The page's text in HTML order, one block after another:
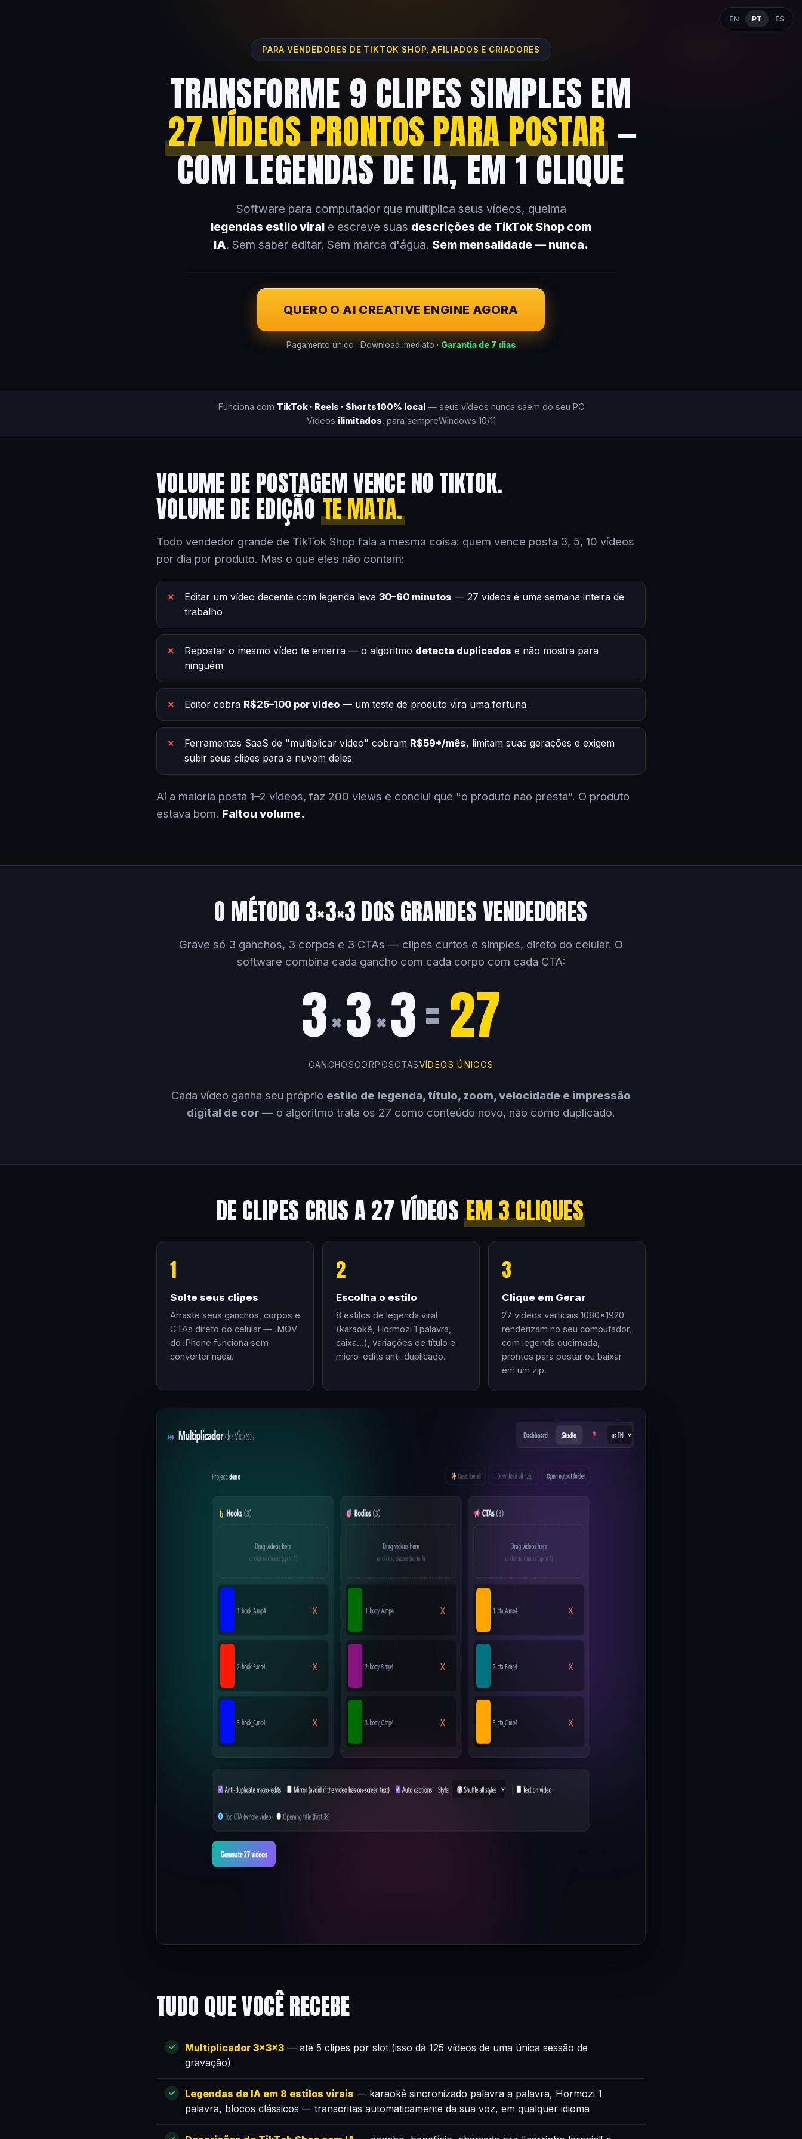
EN PT ES
PARA VENDEDORES DE TIKTOK SHOP, AFILIADOS E CRIADORES
TRANSFORME 9 CLIPES SIMPLES EM
27 VÍDEOS PRONTOS PARA POSTAR —
COM LEGENDAS DE IA, EM 1 CLIQUE
Software para computador que multiplica seus vídeos, queima
legendas estilo viral e escreve suas descrições de TikTok Shop com
IA. Sem saber editar. Sem marca d'água. Sem mensalidade — nunca.
QUERO O AI CREATIVE ENGINE AGORA
Pagamento único · Download imediato · Garantia de 7 dias
Funciona com TikTok · Reels · Shorts100% local— seus vídeos nunca saem do seu PC
Vídeos ilimitados , para sempreWindows 10/11
VOLUME DE POSTAGEM VENCE NO TIKTOK.
VOLUME DE EDIÇÃO TE MATA.
Todo vendedor grande de TikTok Shop fala a mesma coisa: quem vence posta 3, 5, 10 vídeos
por dia por produto. Mas o que eles não contam:
Editar um vídeo decente com legenda leva 30–60 minutos — 27 vídeos é uma semana inteira de
trabalho
Repostar o mesmo vídeo te enterra — o algoritmo detecta duplicados e não mostra para
ninguém
Editor cobra R$25–100 por vídeo — um teste de produto vira uma fortuna
Ferramentas SaaS de "multiplicar vídeo" cobram R$59+/mês, limitam suas gerações e exigem
subir seus clipes para a nuvem deles
Aí a maioria posta 1–2 vídeos, faz 200 views e conclui que "o produto não presta". O produto
estava bom. Faltou volume.
O MÉTODO 3×3×3 DOS GRANDES VENDEDORES
Grave só 3 ganchos, 3 corpos e 3 CTAs — clipes curtos e simples, direto do celular. O
software combina cada gancho com cada corpo com cada CTA:
3×3×3=27
GANCHOSCORPOSCTASVÍDEOS ÚNICOS
Cada vídeo ganha seu próprio estilo de legenda, título, zoom, velocidade e impressão
digital de cor — o algoritmo trata os 27 como conteúdo novo, não como duplicado.
DE CLIPES CRUS A 27 VÍDEOSEM 3 CLIQUES
1
Solte seus clipes
Arraste seus ganchos, corpos e
CTAs direto do celular — .MOV
do iPhone funciona sem
converter nada.
2
Escolha o estilo
8 estilos de legenda viral
(karaokê, Hormozi 1 palavra,
caixa…), variações de título e
micro-edits anti-duplicado.
3
Clique em Gerar
27 vídeos verticais 1080×1920
renderizam no seu computador,
com legenda queimada,
prontos para postar ou baixar
em um zip.
TUDO QUE VOCÊ RECEBE
Multiplicador 3×3×3 — até 5 clipes por slot (isso dá 125 vídeos de uma única sessão de
gravação)
Legendas de IA em 8 estilos virais — karaokê sincronizado palavra a palavra, Hormozi 1
palavra, blocos clássicos — transcritas automaticamente da sua voz, em qualquer idioma